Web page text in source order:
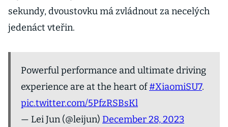
sekundy, dvoustovku má zvládnout za necelých
jedenáct vteřin.
Powerful performance and ultimate driving
experience are at the heart of#XiaomiSU7.
pic.twitter.com/5PfzRSBsKl
— Lei Jun (@leijun) December 28, 2023